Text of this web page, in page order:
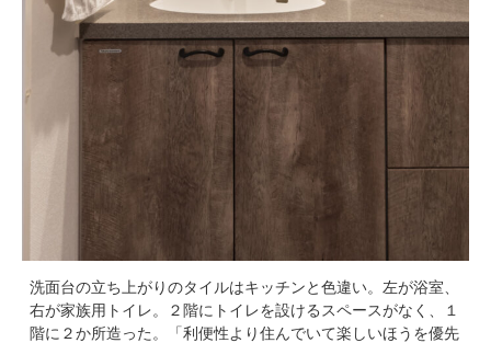
洗面台の立ち上がりのタイルはキッチンと色違い。左が浴室、
右が家族用トイレ。２階にトイレを設けるスペースがなく、１
階に２か所造った。「利便性より住んでいて楽しいほうを優先